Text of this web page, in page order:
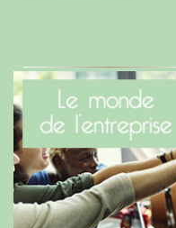
Le Benaise de la